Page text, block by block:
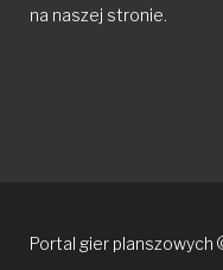
na naszej stronie.
Portal gier planszowych